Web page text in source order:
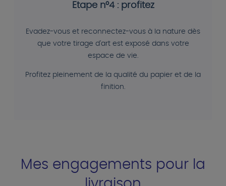
Etape n°4 : profitez
Evadez-vous et reconnectez-vous à la nature dès
que votre tirage d'art est exposé dans votre
espace de vie.
Profitez pleinement de la qualité du papier et de la
finition.
Mes engagements pour la